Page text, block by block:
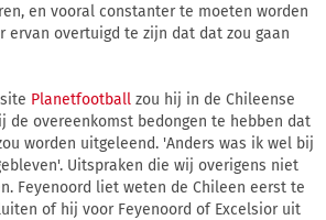
en vooral constanter te moeten worden
ervan overtuigd te zijn dat dat zou gaan
Planetfootball zou hij in de Chileense
de overeenkomst bedongen te hebben dat
worden uitgeleend. 'Anders was ik wel bij
Uitspraken die wij overigens niet
Feyenoord liet weten de Chileen eerst te
of hij voor Feyenoord of Excelsior uit